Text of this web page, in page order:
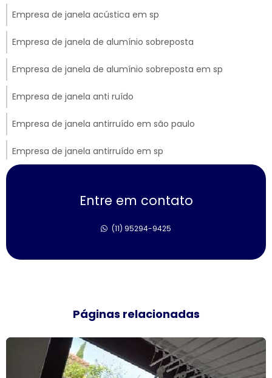
Empresa de janela acústica em sp
Empresa de janela de alumínio sobreposta
Empresa de janela de alumínio sobreposta em sp
Empresa de janela anti ruído
Empresa de janela antirruído em são paulo
Empresa de janela antirruído em sp
Empresa de janela sobreposta de giro
Empresa de janela sobreposta de giro em sp
Empresa de janela vidro multilaminado
Empresas de esquadrias de alumínio sp
Esquadria de alumínio amadeirado
Esquadria alumínio janela preço
Entre em contato
(11) 95294-9425
Páginas relacionadas